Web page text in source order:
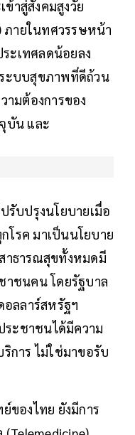
ข้าสู่สังคมสูงวัย
ภายในทศวรรษหน้า
ะเทศลดน้อยลง
ะบบสุขภาพที่ดีถ้วน
ามต้องการของ
บัน และ
รับปรุงนโยบายเมื่อ
โรค มาเป็นนโยบาย
าธารณสุขทั้งหมดมี
าชนคน โดยรัฐบาล
อลลาร์สหรัฐฯ
ระชาชนได้มีความ
การ ไม่ใช่มาขอรับ
ของไทย ยังมีการ